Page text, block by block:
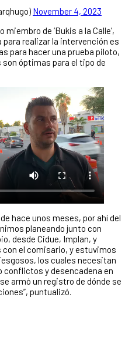
November 4, 2023
miembro de ‘Bukis a la Calle’,
realizar la intervención es
para hacer una prueba piloto,
óptimas para el tipo de
hace unos meses, por ahí del
planeando junto con
desde Cidue, Implan, y
el comisario, y estuvimos
los cuales necesitan
conflictos y desencadena en
armó un registro de dónde se
puntualizó.